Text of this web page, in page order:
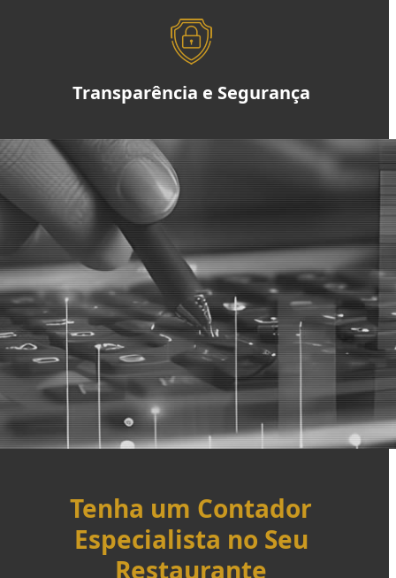
Transparência e Segurança
Tenha um Contador
Especialista no Seu
Restaurante